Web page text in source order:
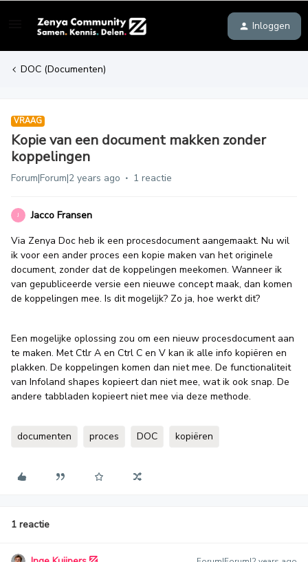
Inloggen
DOC (Documenten)
VRAAG
Kopie van een document makken zonder
koppelingen
Forum|Forum|2 years ago 1 reactie
J
Jacco Fransen
Via Zenya Doc heb ik een procesdocument aangemaakt. Nu wil
ik voor een ander proces een kopie maken van het originele
document, zonder dat de koppelingen meekomen. Wanneer ik
van gepubliceerde versie een nieuwe concept maak, dan komen
de koppelingen mee. Is dit mogelijk? Zo ja, hoe werkt dit?
Een mogelijke oplossing zou om een nieuw procesdocument aan
te maken. Met Ctlr A en Ctrl C en V kan ik alle info kopiëren en
plakken. De koppelingen komen dan niet mee. De functionaliteit
van Infoland shapes kopieert dan niet mee, wat ik ook snap. De
andere tabbladen kopieert niet mee via deze methode.
documenten proces DOC kopiëren
1 reactie